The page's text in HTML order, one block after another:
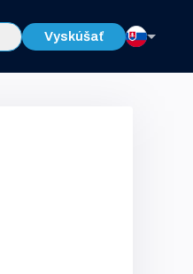
Vyskúšať